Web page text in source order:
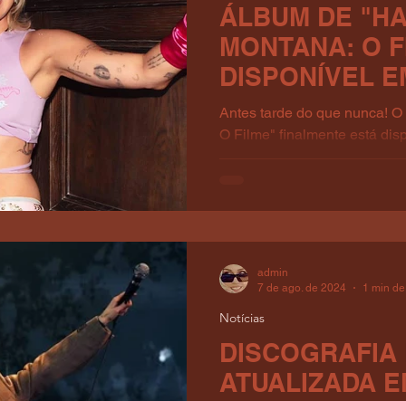
ÁLBUM DE
MONTANA: O
DISPONÍVEL
ATMOS
Antes tarde do que nunca!
O Filme" finalmente está
ATUALIZADA
Notícias
admin
7 de ago. de 2024
1 min